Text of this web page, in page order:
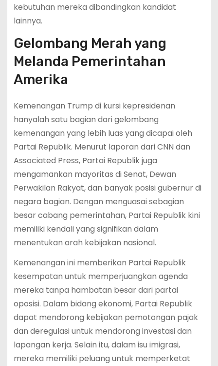
kebutuhan mereka dibandingkan kandidat
lainnya.
Gelombang Merah yang
Melanda Pemerintahan
Amerika
Kemenangan Trump di kursi kepresidenan
hanyalah satu bagian dari gelombang
kemenangan yang lebih luas yang dicapai oleh
Partai Republik. Menurut laporan dari CNN dan
Associated Press, Partai Republik juga
mengamankan mayoritas di Senat, Dewan
Perwakilan Rakyat, dan banyak posisi gubernur di
negara bagian. Dengan menguasai sebagian
besar cabang pemerintahan, Partai Republik kini
memiliki kendali yang signifikan dalam
menentukan arah kebijakan nasional.
Kemenangan ini memberikan Partai Republik
kesempatan untuk memperjuangkan agenda
mereka tanpa hambatan besar dari partai
oposisi. Dalam bidang ekonomi, Partai Republik
dapat mendorong kebijakan pemotongan pajak
dan deregulasi untuk mendorong investasi dan
lapangan kerja. Selain itu, dalam isu imigrasi,
mereka memiliki peluang untuk memperketat